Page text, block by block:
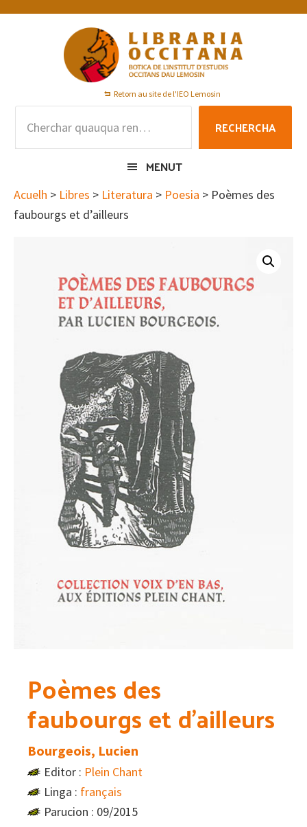
Skip
Skip
Skip
Retorn au site de l'IEO Lemosin
RECHERCHA
MENUT
Acuelh > Libres > Literatura > Poesia > Poèmes des
faubourgs et d’ailleurs
Poèmes des
faubourgs et d’ailleurs
Bourgeois, Lucien
Editor : Plein Chant
Linga : français
Parucion : 09/2015